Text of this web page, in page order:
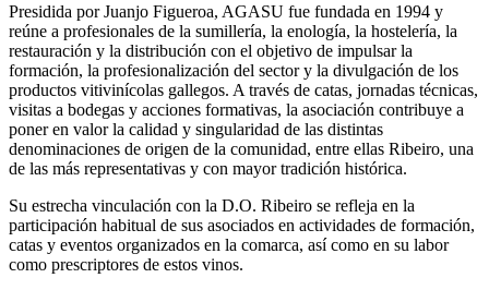
Presidida por Juanjo Figueroa, AGASU fue fundada en 1994 y
reúne a profesionales de la sumillería, la enología, la hostelería, la
restauración y la distribución con el objetivo de impulsar la
formación, la profesionalización del sector y la divulgación de los
productos vitivinícolas gallegos. A través de catas, jornadas técnicas,
visitas a bodegas y acciones formativas, la asociación contribuye a
poner en valor la calidad y singularidad de las distintas
denominaciones de origen de la comunidad, entre ellas Ribeiro, una
de las más representativas y con mayor tradición histórica.
Su estrecha vinculación con la D.O. Ribeiro se refleja en la
participación habitual de sus asociados en actividades de formación,
catas y eventos organizados en la comarca, así como en su labor
como prescriptores de estos vinos.